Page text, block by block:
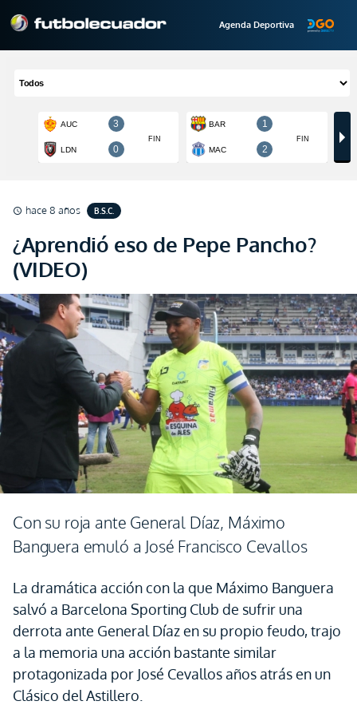
Agenda Deportiva
schedule hace 8 años B.S.C.
¿Aprendió eso de Pepe Pancho?
(VIDEO)
Con su roja ante General Díaz, Máximo
Banguera emuló a José Francisco Cevallos
La dramática acción con la que Máximo Banguera
salvó a Barcelona Sporting Club de sufrir una
derrota ante General Díaz en su propio feudo, trajo
a la memoria una acción bastante similar
protagonizada por José Cevallos años atrás en un
Clásico del Astillero.